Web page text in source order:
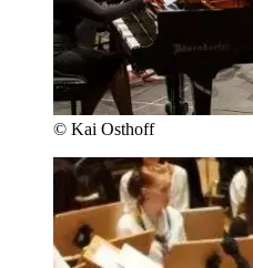
© Kai Osthoff